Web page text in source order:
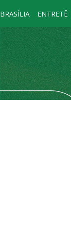
BRASÍLIA ENTRETÊ